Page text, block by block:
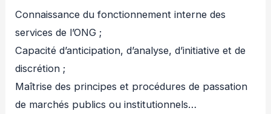
Connaissance du fonctionnement interne des
services de l’ONG ;
Capacité d’anticipation, d’analyse, d’initiative et de
discrétion ;
Maîtrise des principes et procédures de passation
de marchés publics ou institutionnels…